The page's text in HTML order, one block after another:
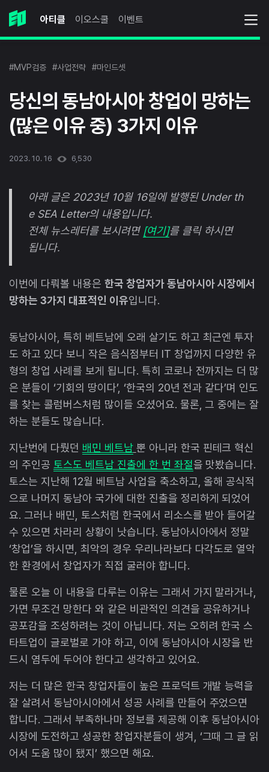
아티클 이오스쿨 이벤트
#MVP검증 #사업전략 #마인드셋
당신의 동남아시아 창업이 망하는
(많은 이유 중) 3가지 이유
2023. 10. 16 6,530
아래 글은 2023년 10월 16일에 발행된 Under th
e SEA Letter의 내용입니다.
전체 뉴스레터를 보시려면 [여기]를 클릭 하시면
됩니다.
이번에 다뤄볼 내용은 한국 창업자가 동남아시아 시장에서
망하는 3가지 대표적인 이유입니다.
동남아시아, 특히 베트남에 오래 살기도 하고 최근엔 투자
도 하고 있다 보니 작은 음식점부터 IT 창업까지 다양한 유
형의 창업 사례를 보게 됩니다. 특히 코로나 전까지는 더 많
은 분들이 ‘기회의 땅이다’, ‘한국의 20년 전과 같다’며 인도
를 찾는 콜럼버스처럼 많이들 오셨어요. 물론, 그 중에는 잘
하는 분들도 많습니다.
지난번에 다뤘던 배민 베트남 뿐 아니라 한국 핀테크 혁신
의 주인공 토스도 베트남 진출에 한 번 좌절을 맛봤습니다.
토스는 지난해 12월 베트남 사업을 축소하고, 올해 공식적
으로 나머지 동남아 국가에 대한 진출을 정리하게 되었어
요. 그러나 배민, 토스처럼 한국에서 리소스를 받아 들어갈
수 있으면 차라리 상황이 낫습니다. 동남아시아에서 정말
‘창업’을 하시면, 최악의 경우 우리나라보다 다각도로 열악
한 환경에서 창업자가 직접 굴러야 합니다.
물론 오늘 이 내용을 다루는 이유는 그래서 가지 말라거나,
가면 무조건 망한다 와 같은 비관적인 의견을 공유하거나
공포감을 조성하려는 것이 아닙니다. 저는 오히려 한국 스
타트업이 글로벌로 가야 하고, 이에 동남아시아 시장을 반
드시 염두에 두어야 한다고 생각하고 있어요.
저는 더 많은 한국 창업자들이 높은 프로덕트 개발 능력을
잘 살려서 동남아시아에서 성공 사례를 만들어 주었으면
합니다. 그래서 부족하나마 정보를 제공해 이후 동남아시아
시장에 도전하고 성공한 창업자분들이 생겨, ‘그때 그 글 읽
어서 도움 많이 됐지’ 했으면 해요.